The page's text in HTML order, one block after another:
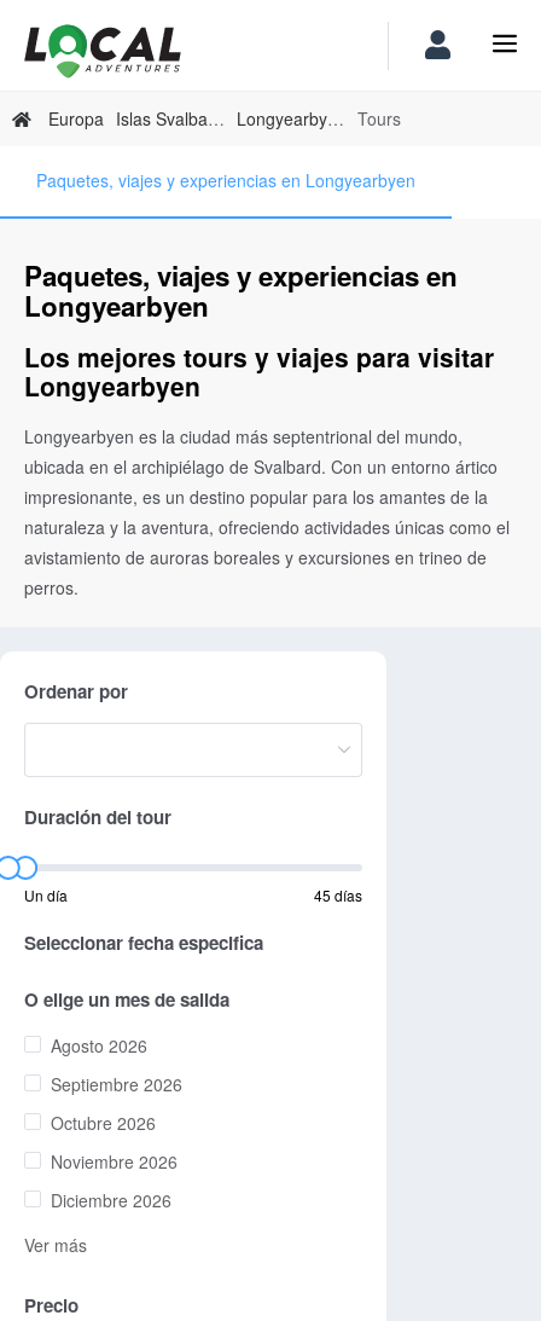
Europa Islas Svalbard Y Jan Mayen Longyearbyen Tours
Paquetes, viajes y experiencias en Longyearbyen
Paquetes, viajes y experiencias en
Longyearbyen
Los mejores tours y viajes para visitar
Longyearbyen
Longyearbyen es la ciudad más septentrional del mundo,
ubicada en el archipiélago de Svalbard. Con un entorno ártico
impresionante, es un destino popular para los amantes de la
naturaleza y la aventura, ofreciendo actividades únicas como el
avistamiento de auroras boreales y excursiones en trineo de
perros.
Ordenar por
Duración del tour
Un día 45 días
Seleccionar fecha especifica
O elige un mes de salida
Agosto 2026
Septiembre 2026
Octubre 2026
Noviembre 2026
Diciembre 2026
Ver más
Precio